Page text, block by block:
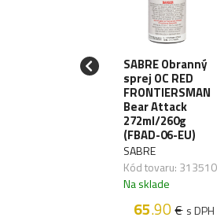
SABRE Obranný
sprej OC RED
FRONTIERSMAN
Bear Attack
272ml/260g
(FBAD-06-EU)
SABRE
Kód tovaru: 313510
Na sklade
65.90€ s DPH